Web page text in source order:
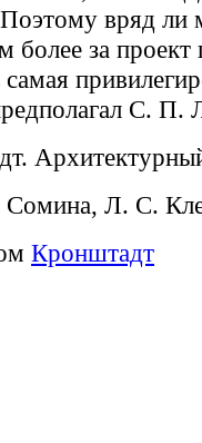
вряд ли
более за
С. П.
Сомина, Л. С.
Кронштадт